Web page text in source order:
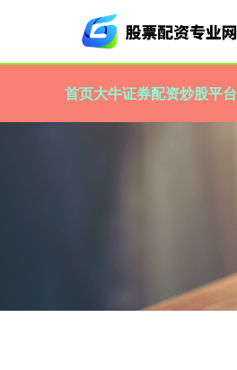
首页大牛证券配资炒股平台